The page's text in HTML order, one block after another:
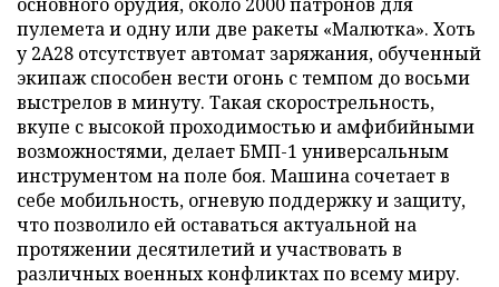
пулемета и одну или две ракеты «Малютка». Хоть
у 2А28 отсутствует автомат заряжания, обученный
экипаж способен вести огонь с темпом до восьми
выстрелов в минуту. Такая скорострельность,
вкупе с высокой проходимостью и амфибийными
возможностями, делает БМП-1 универсальным
инструментом на поле боя. Машина сочетает в
себе мобильность, огневую поддержку и защиту,
что позволило ей оставаться актуальной на
протяжении десятилетий и участвовать в
различных военных конфликтах по всему миру.